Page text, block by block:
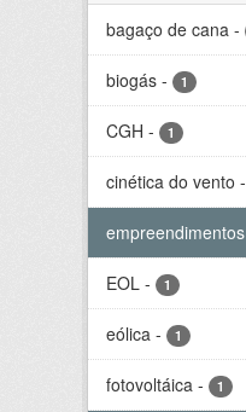
bagaço de cana -
biogás - 1
CGH - 1
cinética do vento -
empreendimentos
EOL - 1
eólica - 1
fotovoltáica - 1